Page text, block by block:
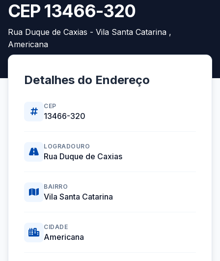
CEP 13466-320
Rua Duque de Caxias - Vila Santa Catarina ,
Americana
Detalhes do Endereço
CEP
13466-320
LOGRADOURO
Rua Duque de Caxias
BAIRRO
Vila Santa Catarina
CIDADE
Americana